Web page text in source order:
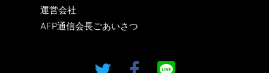
運営会社
AFP通信会長ごあいさつ